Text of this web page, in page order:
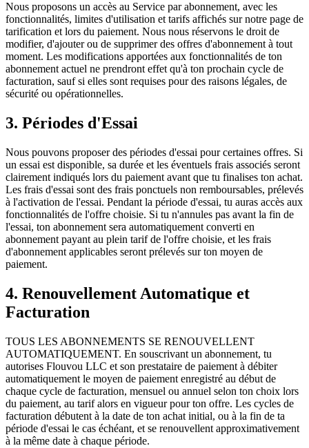
Nous proposons un accès au Service par abonnement, avec les
fonctionnalités, limites d'utilisation et tarifs affichés sur notre page de
tarification et lors du paiement. Nous nous réservons le droit de
modifier, d'ajouter ou de supprimer des offres d'abonnement à tout
moment. Les modifications apportées aux fonctionnalités de ton
abonnement actuel ne prendront effet qu'à ton prochain cycle de
facturation, sauf si elles sont requises pour des raisons légales, de
sécurité ou opérationnelles.
3. Périodes d'Essai
Nous pouvons proposer des périodes d'essai pour certaines offres. Si
un essai est disponible, sa durée et les éventuels frais associés seront
clairement indiqués lors du paiement avant que tu finalises ton achat.
Les frais d'essai sont des frais ponctuels non remboursables, prélevés
à l'activation de l'essai. Pendant la période d'essai, tu auras accès aux
fonctionnalités de l'offre choisie. Si tu n'annules pas avant la fin de
l'essai, ton abonnement sera automatiquement converti en
abonnement payant au plein tarif de l'offre choisie, et les frais
d'abonnement applicables seront prélevés sur ton moyen de
paiement.
4. Renouvellement Automatique et
Facturation
TOUS LES ABONNEMENTS SE RENOUVELLENT
AUTOMATIQUEMENT. En souscrivant un abonnement, tu
autorises Flouvou LLC et son prestataire de paiement à débiter
automatiquement le moyen de paiement enregistré au début de
chaque cycle de facturation, mensuel ou annuel selon ton choix lors
du paiement, au tarif alors en vigueur pour ton offre. Les cycles de
facturation débutent à la date de ton achat initial, ou à la fin de ta
période d'essai le cas échéant, et se renouvellent approximativement
à la même date à chaque période.